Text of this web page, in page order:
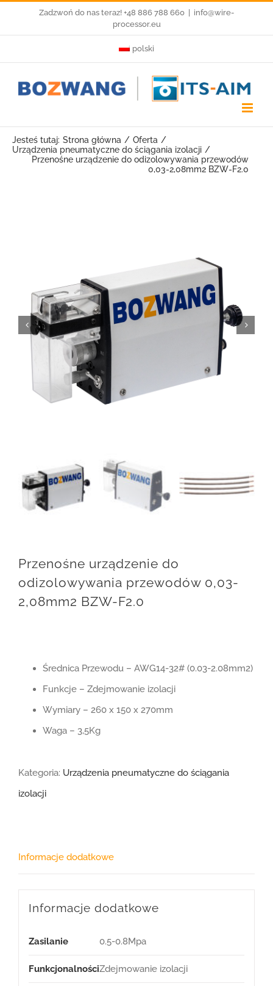
Zadzwoń do nas teraz! +48 886 788 660
info@wire-
processor.eu
polski
Jesteś tutaj: Strona główna
Oferta
Urządzenia pneumatyczne do ściągania izolacji
Przenośne urządzenie do odizolowywania przewodów
0,03-2,08mm2 BZW-F2.0
Przenośne urządzenie do
odizolowywania przewodów 0,03-
2,08mm2 BZW-F2.0
Średnica Przewodu – AWG14-32# (0.03-2.08mm2)
Funkcje – Zdejmowanie izolacji
Wymiary – 260 x 150 x 270mm
Waga – 3,5Kg
Kategoria: Urządzenia pneumatyczne do ściągania
izolacji
Informacje dodatkowe
Informacje dodatkowe
Zasilanie 0.5-0.8Mpa
FunkcjonalnościZdejmowanie izolacji